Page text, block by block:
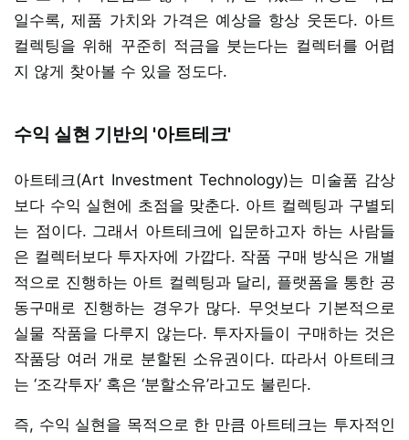
일수록, 제품 가치와 가격은 예상을 항상 웃돈다. 아트
컬렉팅을 위해 꾸준히 적금을 붓는다는 컬렉터를 어렵
지 않게 찾아볼 수 있을 정도다.
수익 실현 기반의 '아트테크'
아트테크(Art Investment Technology)는 미술품 감상
보다 수익 실현에 초점을 맞춘다. 아트 컬렉팅과 구별되
는 점이다. 그래서 아트테크에 입문하고자 하는 사람들
은 컬렉터보다 투자자에 가깝다. 작품 구매 방식은 개별
적으로 진행하는 아트 컬렉팅과 달리, 플랫폼을 통한 공
동구매로 진행하는 경우가 많다. 무엇보다 기본적으로
실물 작품을 다루지 않는다. 투자자들이 구매하는 것은
작품당 여러 개로 분할된 소유권이다. 따라서 아트테크
는 ‘조각투자’ 혹은 ‘분할소유’라고도 불린다.
즉, 수익 실현을 목적으로 한 만큼 아트테크는 투자적인